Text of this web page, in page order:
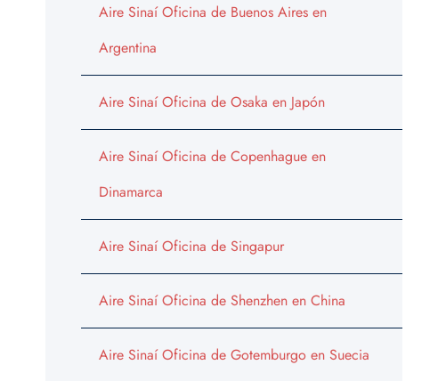
Aire Sinaí Oficina de Buenos Aires en
Argentina
Aire Sinaí Oficina de Osaka en Japón
Aire Sinaí Oficina de Copenhague en
Dinamarca
Aire Sinaí Oficina de Singapur
Aire Sinaí Oficina de Shenzhen en China
Aire Sinaí Oficina de Gotemburgo en Suecia